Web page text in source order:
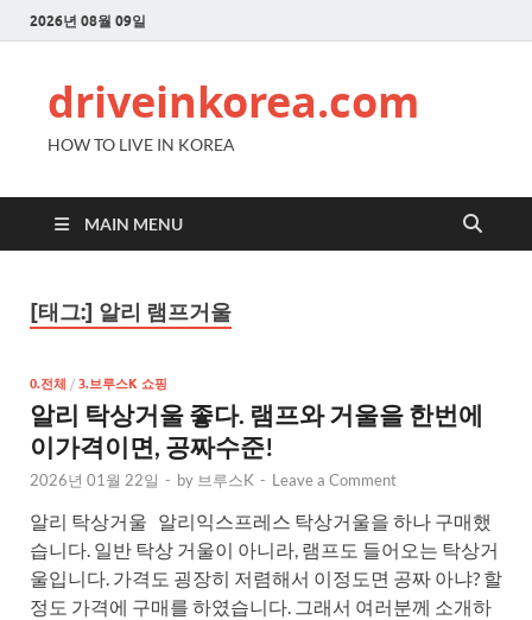
2026년 08월 09일
driveinkorea.com
HOW TO LIVE IN KOREA
MAIN MENU
[태그:] 알리 램프거울
0.전체 / 3.브루스K 쇼핑
알리 탁상거울 좋다. 램프와 거울을 한번에
이가격이면, 공짜수준!
2026년 01월 22일 - by 브루스K - Leave a Comment
알리 탁상거울 알리익스프레스 탁상거울을 하나 구매했
습니다. 일반 탁상 거울이 아니라, 램프도 들어오는 탁상거
울입니다. 가격도 굉장히 저렴해서 이정도면 공짜 아냐? 할
정도 가격에 구매를 하였습니다. 그래서 여러분께 소개하